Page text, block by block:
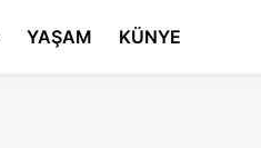
YAŞAM KÜNYE